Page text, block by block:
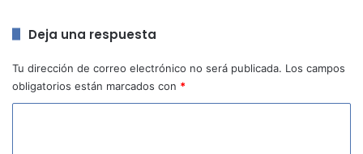
Deja una respuesta
Tu dirección de correo electrónico no será publicada. Los campos
obligatorios están marcados con *